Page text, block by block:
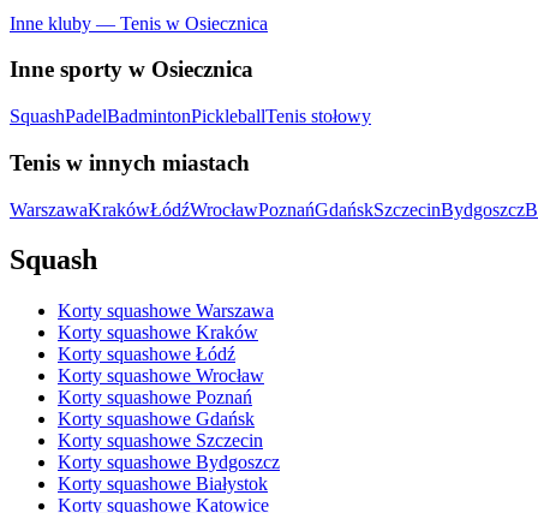
Inne kluby — Tenis w Osiecznica
Inne sporty w Osiecznica
SquashPadelBadmintonPickleballTenis stołowy
Tenis w innych miastach
WarszawaKrakówŁódźWrocławPoznańGdańskSzczecinBydgoszcz
Squash
Korty squashowe Warszawa
Korty squashowe Kraków
Korty squashowe Łódź
Korty squashowe Wrocław
Korty squashowe Poznań
Korty squashowe Gdańsk
Korty squashowe Szczecin
Korty squashowe Bydgoszcz
Korty squashowe Białystok
Korty squashowe Katowice